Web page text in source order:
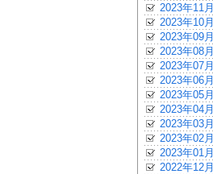
2023年11月
2023年10月
2023年09月
2023年08月
2023年07月
2023年06月
2023年05月
2023年04月
2023年03月
2023年02月
2023年01月
2022年12月